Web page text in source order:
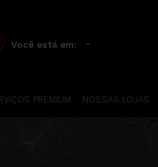
Você está em: -
PREMIUM NOSSAS LOJAS